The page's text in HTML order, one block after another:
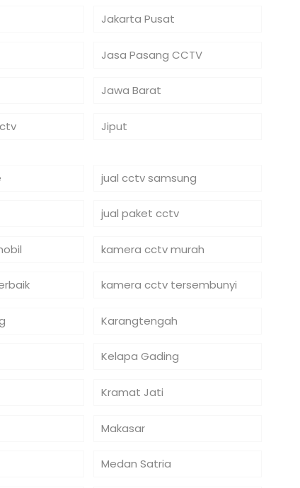
Jakarta Pusat
Jasa Pasang CCTV
Jawa Barat
Jiput
jual cctv samsung
jual paket cctv
kamera cctv murah
kamera cctv tersembunyi
Karangtengah
Kelapa Gading
Kramat Jati
Makasar
Medan Satria